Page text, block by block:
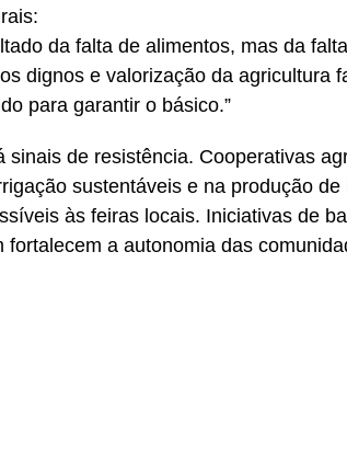
da falta de alimentos, mas da
dignos e valorização da agricultura
para garantir o básico.”
sinais de resistência. Cooperativas
sustentáveis e na produção
às feiras locais. Iniciativas de
a autonomia das